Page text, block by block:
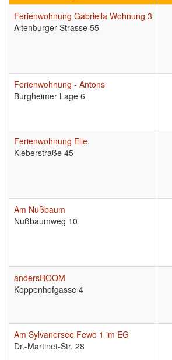
Ferienwohnung Gabriella Wohnung 3
Altenburger Strasse 55
Ferienwohnung - Antons
Burgheimer Lage 6
Ferienwohnung Elle
Kleberstraße 45
Am Nußbaum
Nußbaumweg 10
andersROOM
Koppenhofgasse 4
Am Sylvanersee Fewo 1 im EG
Dr.-Martinet-Str. 28